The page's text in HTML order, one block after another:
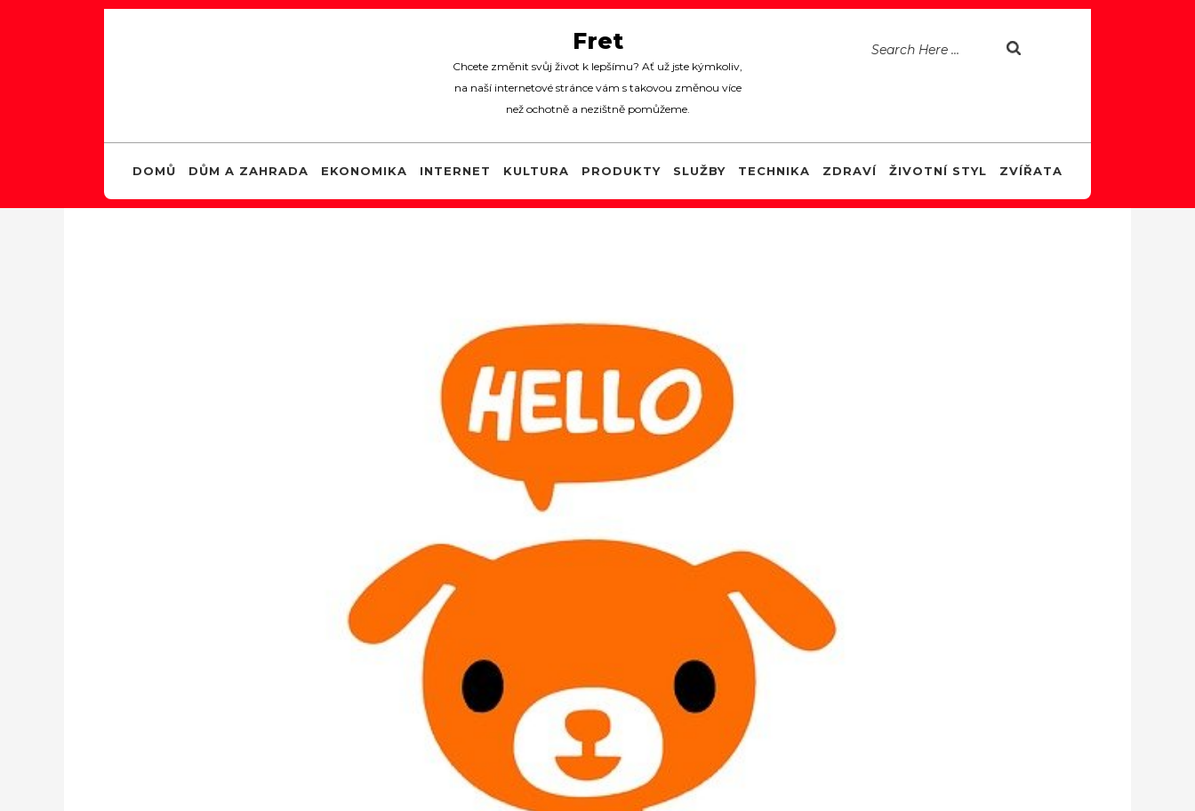
Fret
Chcete změnit svůj život k lepšímu? Ať už jste kýmkoliv,
na naší internetové stránce vám s takovou změnou více
než ochotně a nezištně pomůžeme.
DOMŮ DŮM A ZAHRADA EKONOMIKA INTERNET KULTURA PRODUKTY SLUŽBY TECHNIKA ZDRAVÍ ŽIVOTNÍ STYL ZVÍŘATA